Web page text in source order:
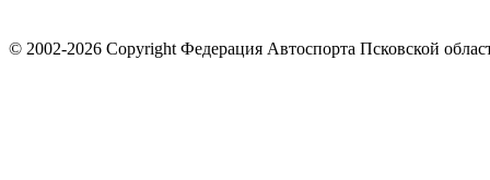
© 2002-2026 Copyright Федерация Автоспорта Псковской